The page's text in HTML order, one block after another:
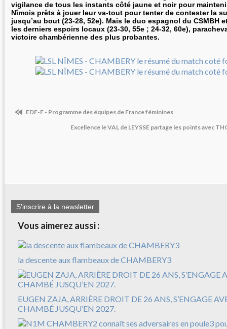
vigilance de tous les instants côté jaune et noir pour
Nîmois prêts à jouer leur va-tout pour tenter de contester la
jusqu’au bout (23-28, 52e). Mais le duo espagnol du CSMBH
les derniers espoirs locaux (23-30, 55e ; 24-32, 60e),
victoire chambérienne des plus probantes.
EDF-F - Programme des équipes de France féminines
Excellence le VAL de LEYSSE partage les points avec
S'inscrire à la newsletter
Vous aimerez aussi :
la descente aux flambeaux de CHAMBERY3
EUGEN ZAJA, ARRIÈRE DROIT DE 26 ANS, S’ENGAGE
CHAMBÉ JUSQU’EN 2027.